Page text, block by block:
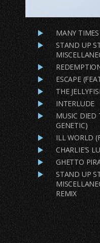
MANY TIMES
STAND UP
ESCAPE
THE
INTERLUDE
MUSIC DIED
GENETIC)
ILL WORLD
CHARLIE'S
GHETTO
STAND UP
REMIX